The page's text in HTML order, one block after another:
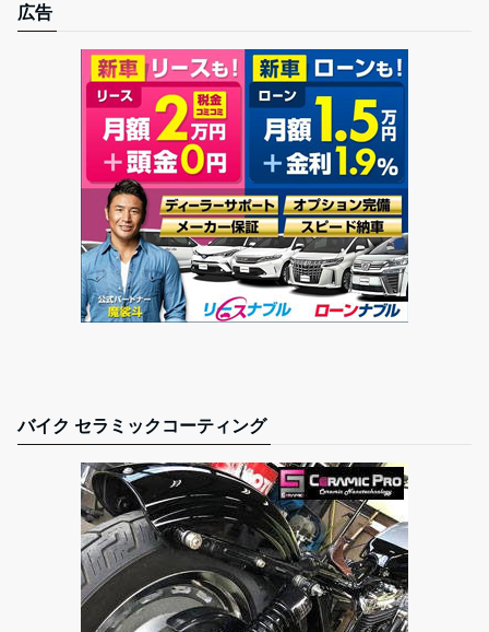
広告
バイク セラミックコーティング